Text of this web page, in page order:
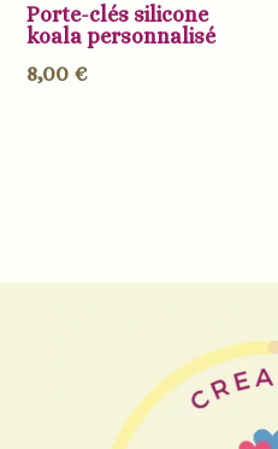
Porte-clés silicone
koala personnalisé
8,00 €